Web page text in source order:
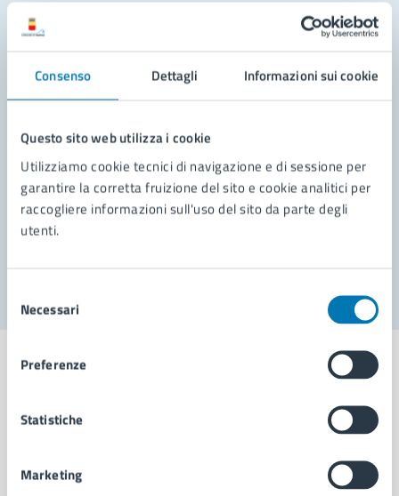
Consenso Dettagli Informazioni sui cookie
Questo sito web utilizza i cookie
Utilizziamo cookie tecnici di navigazione e di sessione per
garantire la corretta fruizione del sito e cookie analitici per
raccogliere informazioni sull'uso del sito da parte degli
utenti.
delNecessari
Preferenze
Statistiche
Marketing
Leggi le domande frequenti
Richiedi assistenza
Prenota appuntamento
Problemi in città
Comune di Napoli
AMMINISTRAZIONE